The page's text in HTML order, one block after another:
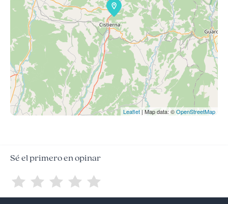
Leaflet | Map data: ©OpenStreetMap
Sé el primero en opinar